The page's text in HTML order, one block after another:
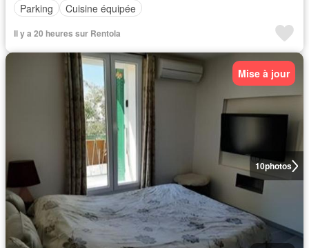
Parking
Cuisine équipée
Il y a 20 heures sur Rentola
10photos
Mise à jour